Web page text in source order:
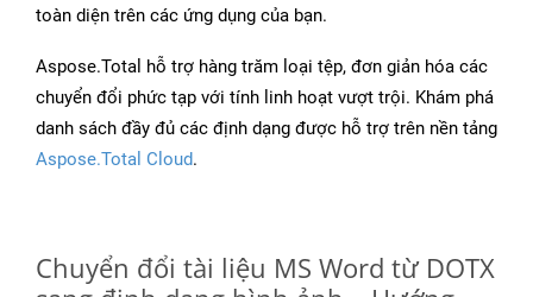
toàn diện trên các ứng dụng của bạn.
Aspose.Total hỗ trợ hàng trăm loại tệp, đơn giản hóa các
chuyển đổi phức tạp với tính linh hoạt vượt trội. Khám phá
danh sách đầy đủ các định dạng được hỗ trợ trên nền tảng
Aspose.Total Cloud.
Chuyển đổi tài liệu MS Word từ DOTX